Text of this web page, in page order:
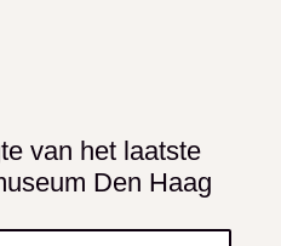
brengt zijn
gerealiseerde
Bottles, Real
van het laatste
Den Haag